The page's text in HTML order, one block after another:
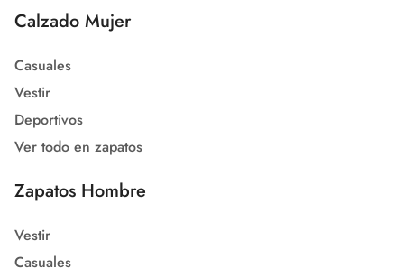
Calzado Mujer
Casuales
Vestir
Deportivos
Ver todo en zapatos
Zapatos Hombre
Vestir
Casuales